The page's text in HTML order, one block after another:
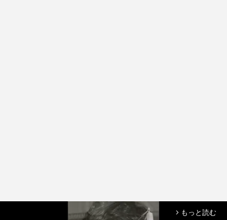
arrow_forward_ios もっと読む